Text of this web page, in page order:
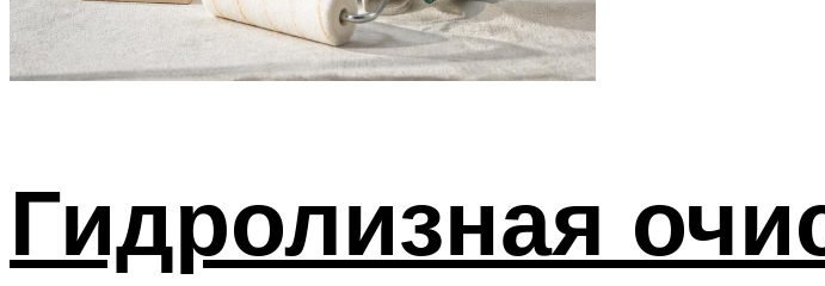
Гидролизная